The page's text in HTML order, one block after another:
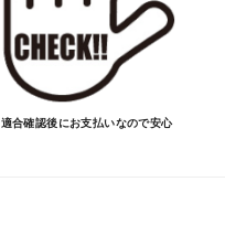
適合確認後にお支払いなので安心